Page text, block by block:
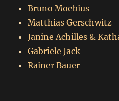
Bruno Moebius
Matthias Gerschwitz
Janine Achilles &
Gabriele Jack
Rainer Bauer